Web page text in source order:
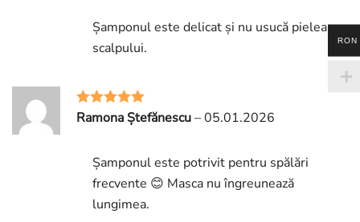
Șamponul este delicat și nu usucă pielea
scalpului.
Rated5out
Ramona Ștefănescu–05.01.2026
Șamponul este potrivit pentru spălări
frecvente 😊 Masca nu îngreunează
lungimea.
RON